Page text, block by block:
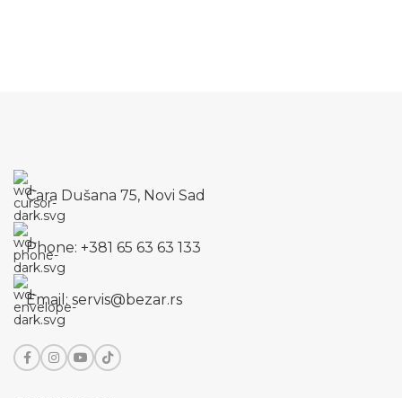
Cara Dušana 75, Novi Sad
Phone: +381 65 63 63 133
Email: servis@bezar.rs